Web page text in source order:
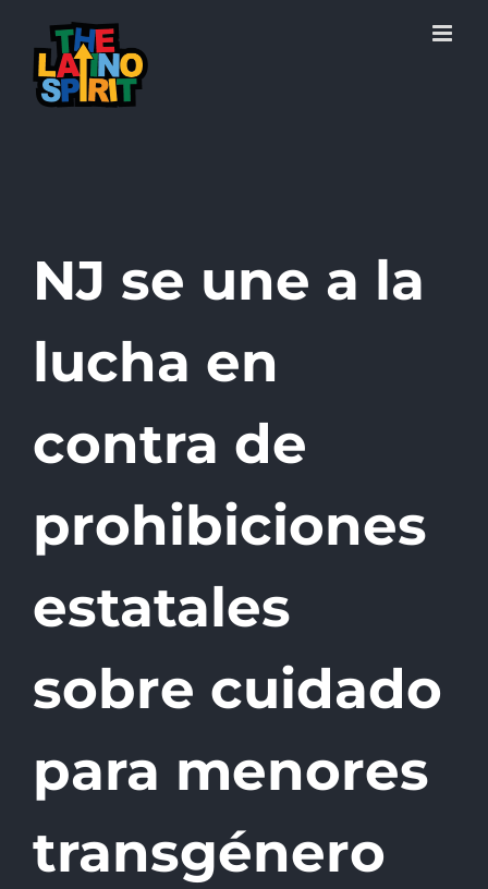
content
NJ se une a la
lucha en
contra de
prohibiciones
estatales
sobre cuidado
para menores
transgénero